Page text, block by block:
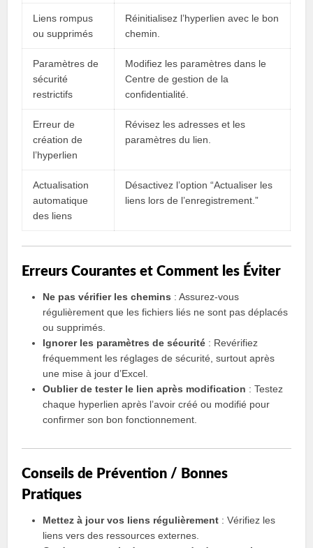
Liens rompus
ou supprimés
Réinitialisez l’hyperlien avec le bon
chemin.
Paramètres de
sécurité
restrictifs
Modifiez les paramètres dans le
Centre de gestion de la
confidentialité.
Erreur de
création de
l’hyperlien
Révisez les adresses et les
paramètres du lien.
Actualisation
automatique
des liens
Désactivez l’option “Actualiser les
liens lors de l’enregistrement.”
Erreurs Courantes et Comment les Éviter
Ne pas vérifier les chemins : Assurez-vous
régulièrement que les fichiers liés ne sont pas déplacés
ou supprimés.
Ignorer les paramètres de sécurité : Revérifiez
fréquemment les réglages de sécurité, surtout après
une mise à jour d’Excel.
Oublier de tester le lien après modification : Testez
chaque hyperlien après l’avoir créé ou modifié pour
confirmer son bon fonctionnement.
Conseils de Prévention / Bonnes
Pratiques
Mettez à jour vos liens régulièrement : Vérifiez les
liens vers des ressources externes.